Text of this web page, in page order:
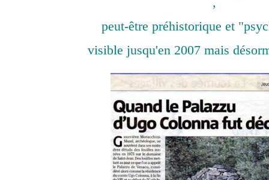
peut-être préhistorique et
visible jusqu'en 2007 mais